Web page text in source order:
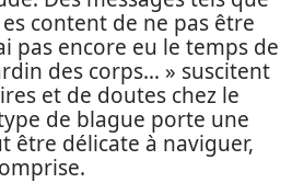
es content de ne pas être
pas encore eu le temps de
des corps… » suscitent
et de doutes chez le
de blague porte une
être délicate à naviguer,